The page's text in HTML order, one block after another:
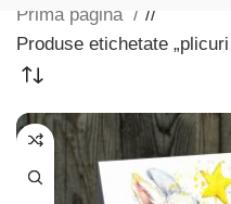
Prima pagină
/
Produse etichetate